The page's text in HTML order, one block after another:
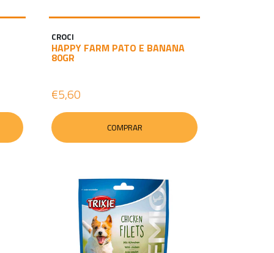
CROCI
HAPPY FARM PATO E BANANA
80GR
€5,60
COMPRAR